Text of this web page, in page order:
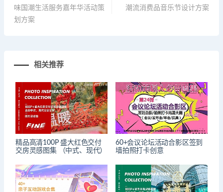
味国潮生活服务嘉年华活动策
划方案
潮流消费品音乐节设计方案
相关推荐
精品高清100P 盛大红色交付
交房灵感图集 （中式、现代）
60+会议论坛活动合影区签到
墙拍照打卡创意